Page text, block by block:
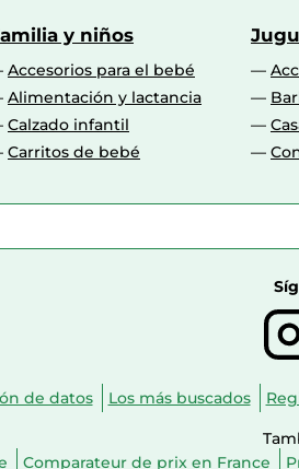
y niños
Accesorios para el bebé
Alimentación y lactancia
Calzado infantil
Carritos de bebé
de datos Los más buscados
Comparateur de prix en France